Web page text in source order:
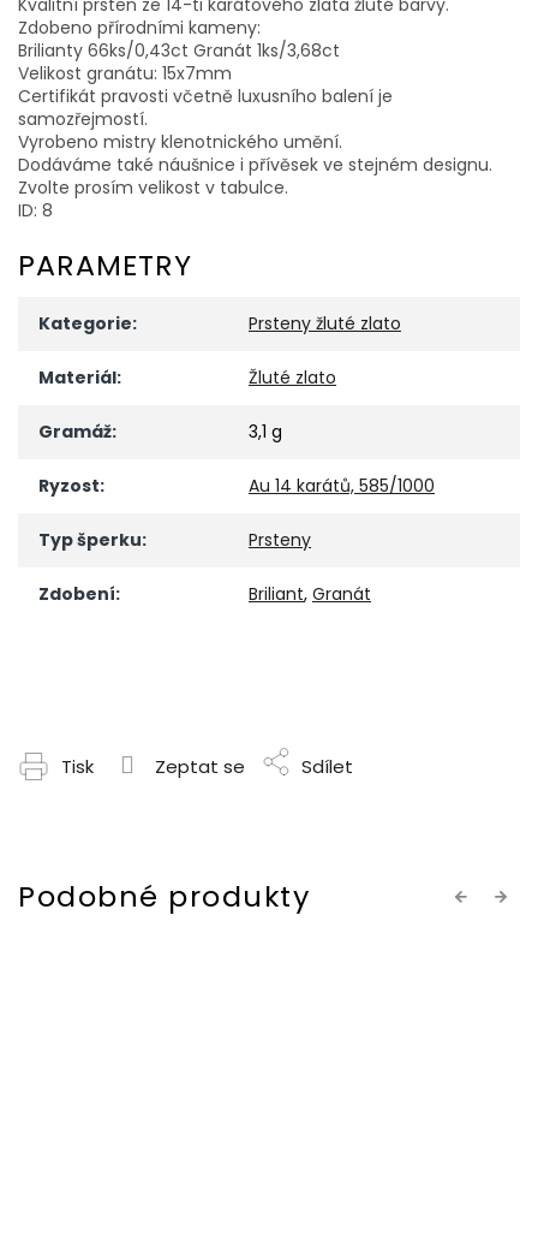
Zdobeno přírodními kameny:
Brilianty 66ks/0,43ct Granát 1ks/3,68ct
Velikost granátu: 15x7mm
Certifikát pravosti včetně luxusního balení je
samozřejmostí.
Vyrobeno mistry klenotnického umění.
Dodáváme také náušnice i přívěsek ve stejném designu.
Zvolte prosím velikost v tabulce.
ID: 8
PARAMETRY
Kategorie: Prsteny žluté zlato
Materiál: Žluté zlato
Gramáž: 3,1 g
Ryzost: Au 14 karátů, 585/1000
Typ šperku: Prsteny
Zdobení: Briliant, Granát
Tisk Zeptat se Sdílet
Previous
Next